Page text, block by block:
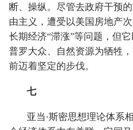
断、操纵。尽管去政府干预
由主义，遭受以美国房地产
长期经济“滞涨”等问题，但
普罗大众、自然资源为牺牲
前迈着坚定的步伐。
七
亚当·斯密思想理论体系